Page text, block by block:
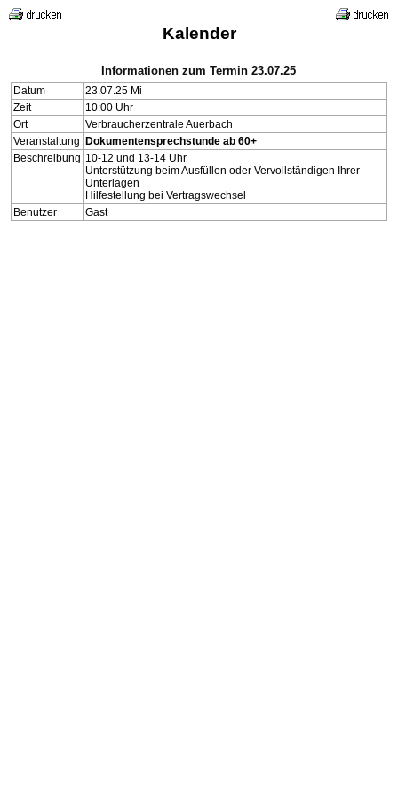
Kalender
Informationen zum Termin 23.07.25
Datum
23.07.25 Mi
Zeit
10:00 Uhr
Ort
Verbraucherzentrale Auerbach
Veranstaltung
Dokumentensprechstunde ab 60+
Beschreibung 10-12 und 13-14 Uhr
Unterstützung beim Ausfüllen oder Vervollständigen Ihrer
Unterlagen
Hilfestellung bei Vertragswechsel
Benutzer
Gast